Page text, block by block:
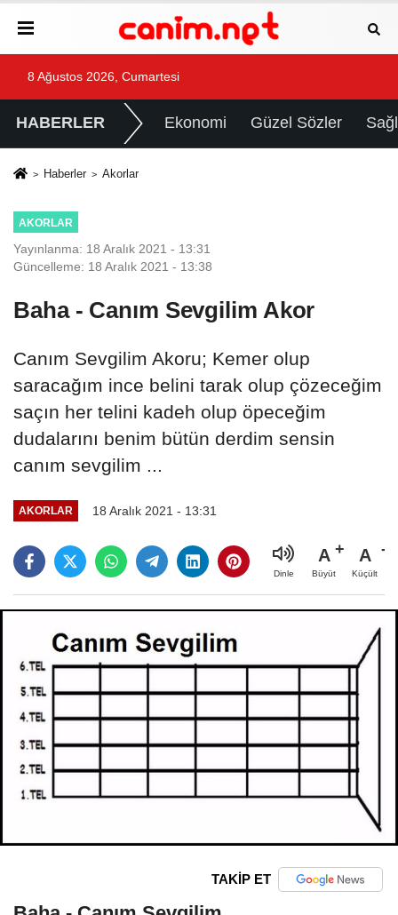
8 Ağustos 2026, Cumartesi
HABERLER Ekonomi Güzel Sözler
Haberler Akorlar
AKORLAR
Yayınlanma: 18 Aralık 2021 - 13:31
Güncelleme: 18 Aralık 2021 - 13:38
Baha - Canım Sevgilim Akor
Canım Sevgilim Akoru; Kemer olup
saracağım ince belini tarak olup çözeceğim
saçın her telini kadeh olup öpeceğim
dudalarını benim bütün derdim sensin
canım sevgilim ...
AKORLAR 18 Aralık 2021 - 13:31
Dinle
A
Büyüt
A
Küçült
TAKİP ET